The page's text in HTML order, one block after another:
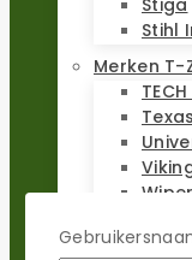
Stiga
Stihl
Merken T-
Texas
Wiper